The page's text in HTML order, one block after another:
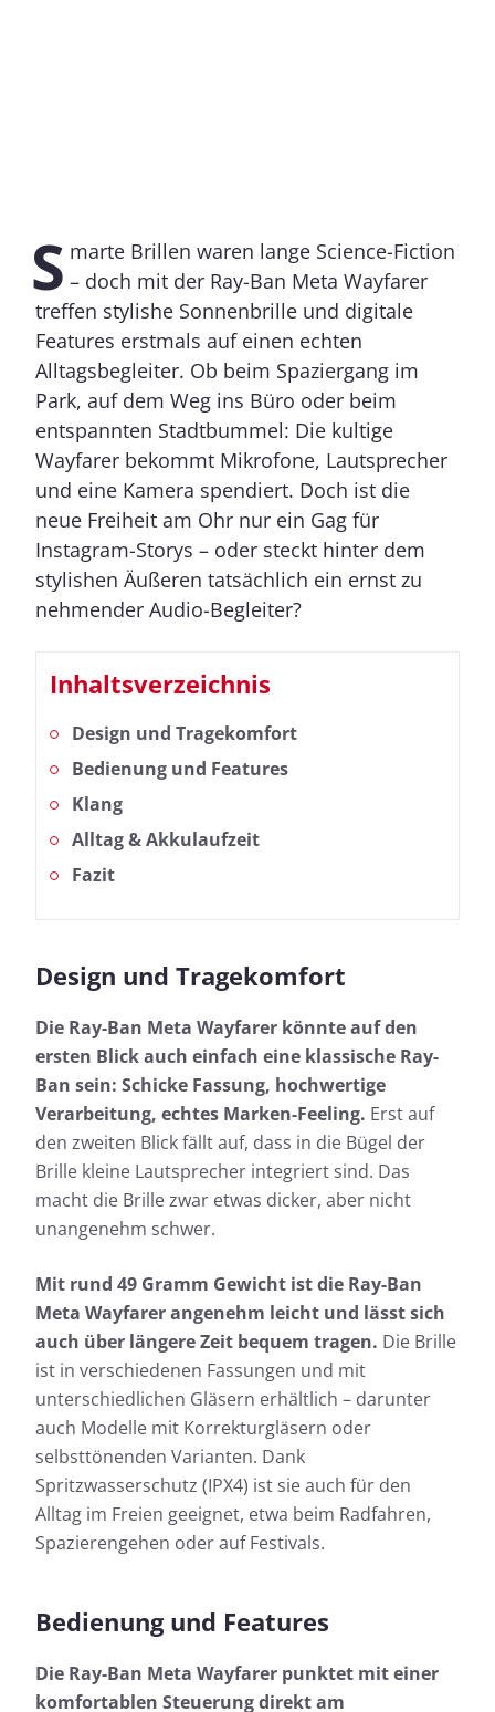
S marte Brillen waren lange Science-Fiction
– doch mit der Ray-Ban Meta Wayfarer
treffen stylishe Sonnenbrille und digitale
Features erstmals auf einen echten
Alltagsbegleiter. Ob beim Spaziergang im
Park, auf dem Weg ins Büro oder beim
entspannten Stadtbummel: Die kultige
Wayfarer bekommt Mikrofone, Lautsprecher
und eine Kamera spendiert. Doch ist die
neue Freiheit am Ohr nur ein Gag für
Instagram-Storys – oder steckt hinter dem
stylishen Äußeren tatsächlich ein ernst zu
nehmender Audio-Begleiter?
Inhaltsverzeichnis
Design und Tragekomfort
Bedienung und Features
Klang
Alltag & Akkulaufzeit
Fazit
Design und Tragekomfort
Die Ray-Ban Meta Wayfarer könnte auf den
ersten Blick auch einfach eine klassische Ray-
Ban sein: Schicke Fassung, hochwertige
Verarbeitung, echtes Marken-Feeling. Erst auf
den zweiten Blick fällt auf, dass in die Bügel der
Brille kleine Lautsprecher integriert sind. Das
macht die Brille zwar etwas dicker, aber nicht
unangenehm schwer.
Mit rund 49 Gramm Gewicht ist die Ray-Ban
Meta Wayfarer angenehm leicht und lässt sich
auch über längere Zeit bequem tragen. Die Brille
ist in verschiedenen Fassungen und mit
unterschiedlichen Gläsern erhältlich – darunter
auch Modelle mit Korrekturgläsern oder
selbsttönenden Varianten. Dank
Spritzwasserschutz (IPX4) ist sie auch für den
Alltag im Freien geeignet, etwa beim Radfahren,
Spazierengehen oder auf Festivals.
Bedienung und Features
Die Ray-Ban Meta Wayfarer punktet mit einer
komfortablen Steuerung direkt am